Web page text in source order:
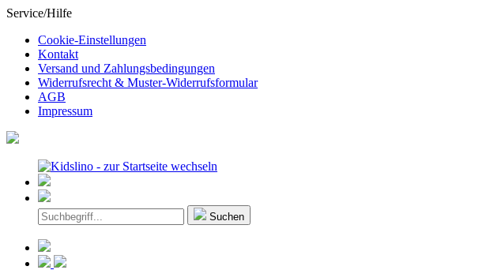
Service/Hilfe
Cookie-Einstellungen
Kontakt
Versand und Zahlungsbedingungen
Widerrufsrecht & Muster-Widerrufsformular
AGB
Impressum
Suchen